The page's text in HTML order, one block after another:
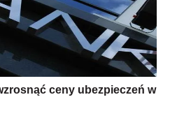
ceny ubezpieczeń w